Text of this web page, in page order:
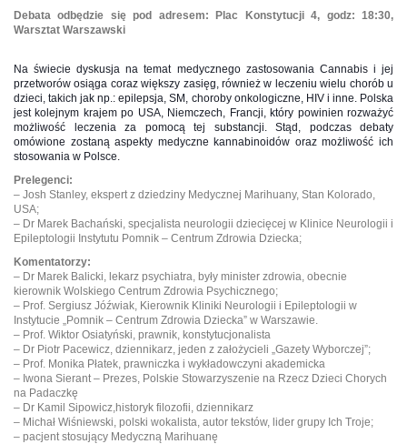
Debata odbędzie się pod adresem: Plac Konstytucji 4, godz: 18:30,
Warsztat Warszawski
Na świecie dyskusja na temat medycznego zastosowania Cannabis i jej
przetworów osiąga coraz większy zasięg, również w leczeniu wielu chorób u
dzieci, takich jak np.: epilepsja, SM, choroby onkologiczne, HIV i inne. Polska
jest kolejnym krajem po USA, Niemczech, Francji, który powinien rozważyć
możliwość leczenia za pomocą tej substancji. Stąd, podczas debaty
omówione zostaną aspekty medyczne kannabinoidów oraz możliwość ich
stosowania w Polsce.
Prelegenci:
– Josh Stanley, ekspert z dziedziny Medycznej Marihuany, Stan Kolorado,
USA;
– Dr Marek Bachański, specjalista neurologii dziecięcej w Klinice Neurologii i
Epileptologii Instytutu Pomnik – Centrum Zdrowia Dziecka;
Komentatorzy:
– Dr Marek Balicki, lekarz psychiatra, były minister zdrowia, obecnie
kierownik Wolskiego Centrum Zdrowia Psychicznego;
– Prof. Sergiusz Jóźwiak, Kierownik Kliniki Neurologii i Epileptologii w
Instytucie „Pomnik – Centrum Zdrowia Dziecka” w Warszawie.
– Prof. Wiktor Osiatyński, prawnik, konstytucjonalista
– Dr Piotr Pacewicz, dziennikarz, jeden z założycieli „Gazety Wyborczej”;
– Prof. Monika Płatek, prawniczka i wykładowczyni akademicka
– Iwona Sierant – Prezes, Polskie Stowarzyszenie na Rzecz Dzieci Chorych
na Padaczkę
– Dr Kamil Sipowicz,historyk filozofii, dziennikarz
– Michał Wiśniewski, polski wokalista, autor tekstów, lider grupy Ich Troje;
– pacjent stosujący Medyczną Marihuanę